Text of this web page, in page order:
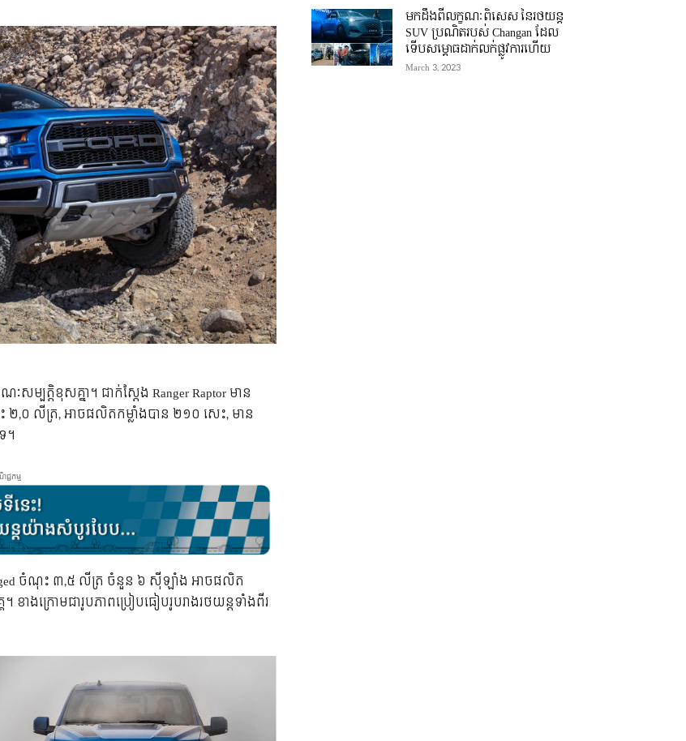
សម្បត្តិ​ខុស​គ្នា។ ជាក់​ស្ដែង​ Ranger Raptor មាន​
,០ លីត្រ, អាច​ផលិត​កម្លាំង​បាន​ ២១០ សេះ, មាន​
។
ជ្ជកម្ម
ចំណុះ ៣,៥ លីត្រ ចំនួន ៦ ស៊ីឡាំង អាច​ផលិត​
ខាង​ក្រោម​ជា​រូបភាព​ប្រៀប​ធៀប​រូបរាង​រថយន្ត​ទាំង​ពីរ
មកដឹងពីលក្ខណៈពិសេស នៃរថយន្ត
SUV ប្រណិតរបស់ Changan ដែល
ទើបសម្ភោធដាក់លក់ផ្លូវការហើយ
March 3, 2023